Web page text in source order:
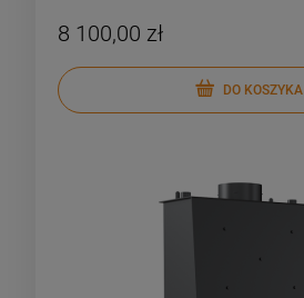
8 100,00 zł
DO KOSZYKA